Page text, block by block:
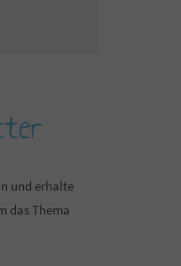
und erhalte
das Thema